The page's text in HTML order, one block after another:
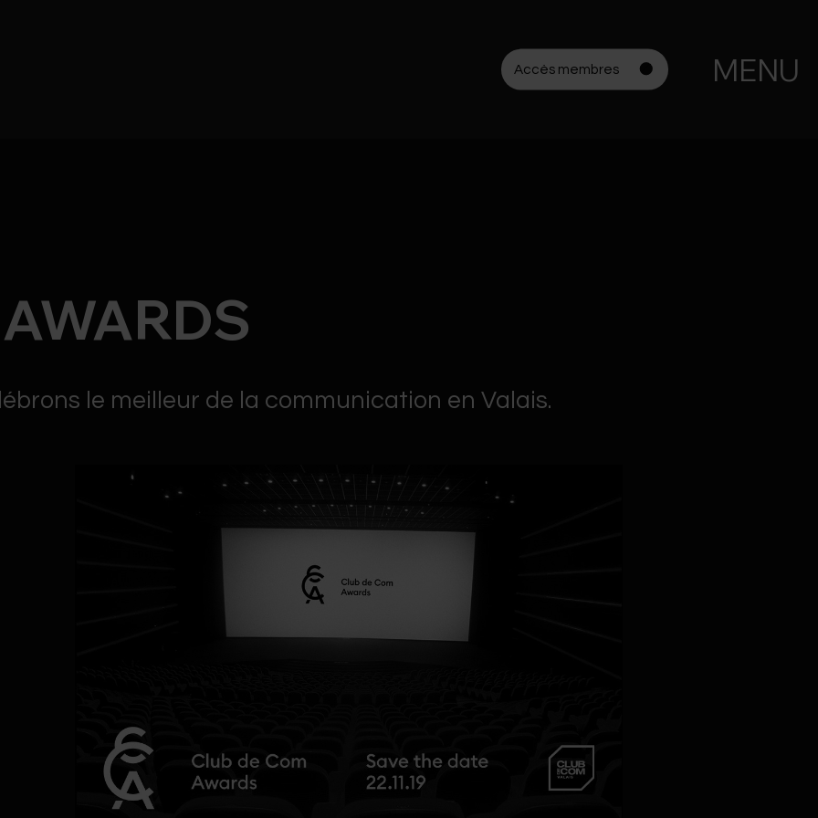
MENU
Accès membres
le meilleur de la communication en Valais.